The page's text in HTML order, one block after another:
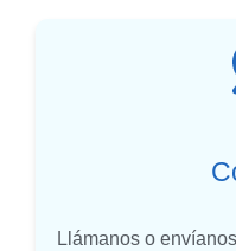
Llámanos o